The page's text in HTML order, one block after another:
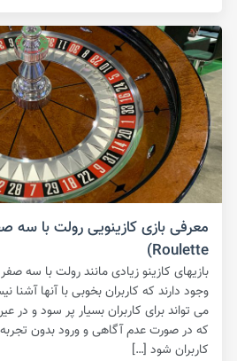
Roulette)
وجود دارند که کاربران بخوبی با آنها آشنا
می تواند برای کاربران بسیار پر سود و در
که در صورت عدم آگاهی و ورود بدون تجربه
کاربران شود […]